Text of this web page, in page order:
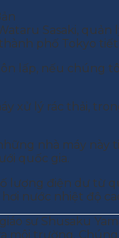
Sasaki,
phố Tokyo
lấp, nếu chúng
xử lý rác thải,
nhà máy
quốc gia.
lượng điện dư từ
nước nhiệt độ
sư Shusaku
trường.